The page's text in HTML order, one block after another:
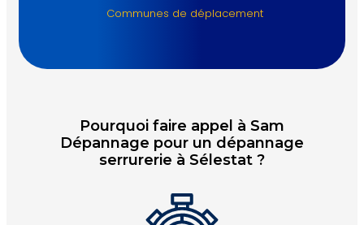
Communes de déplacement
Pourquoi faire appel à Sam
Dépannage pour un dépannage
serrurerie à Sélestat ?